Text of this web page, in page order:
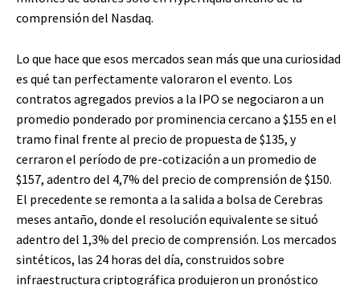
comprensión del Nasdaq.
Lo que hace que esos mercados sean más que una curiosidad
es qué tan perfectamente valoraron el evento. Los
contratos agregados previos a la IPO se negociaron a un
promedio ponderado por prominencia cercano a $155 en el
tramo final frente al precio de propuesta de $135, y
cerraron el período de pre-cotización a un promedio de
$157, adentro del 4,7% del precio de comprensión de $150.
El precedente se remonta a la salida a bolsa de Cerebras
meses antaño, donde el resolución equivalente se situó
adentro del 1,3% del precio de comprensión. Los mercados
sintéticos, las 24 horas del día, construidos sobre
infraestructura criptográfica produjeron un pronóstico